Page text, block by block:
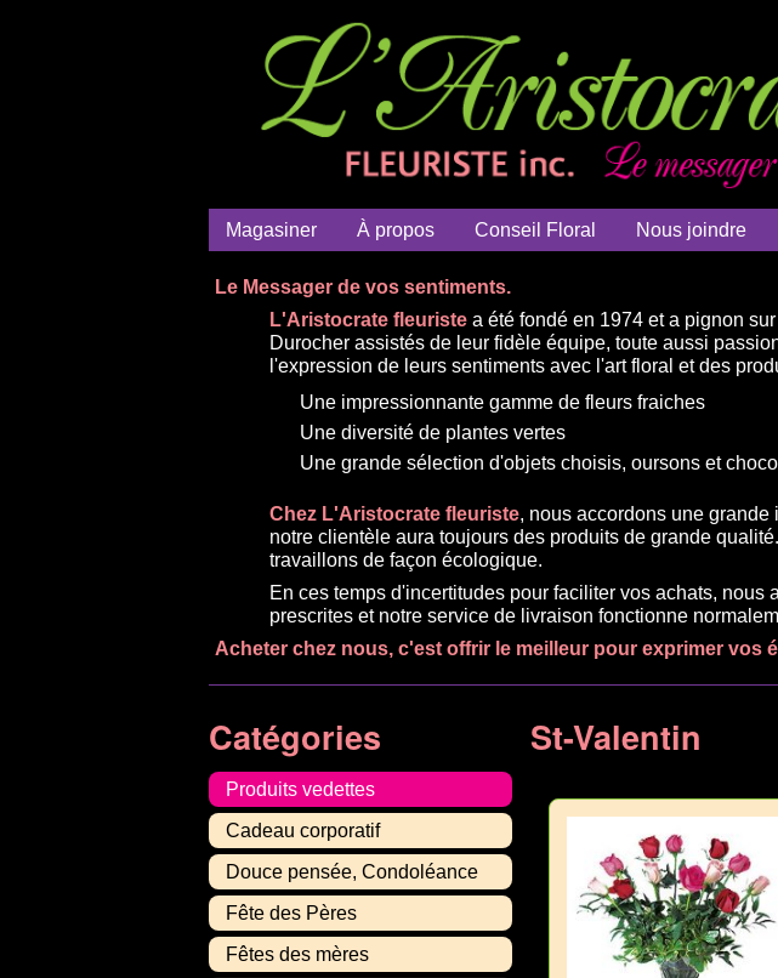
Magasiner À propos Conseil Floral Nous joindre
Le Messager de vos sentiments.
L'Aristocrate fleuriste a été fondé en 1974 et a pignon
Durocher assistés de leur fidèle équipe, toute aussi
l'expression de leurs sentiments avec l'art floral et des
Une impressionnante gamme de fleurs fraiches
Une diversité de plantes vertes
Une grande sélection d'objets choisis, oursons et
Chez L'Aristocrate fleuriste, nous accordons une
notre clientèle aura toujours des produits de grande
travaillons de façon écologique.
En ces temps d'incertitudes pour faciliter vos achats,
prescrites et notre service de livraison fonctionne
Acheter chez nous, c'est offrir le meilleur pour exprimer vos
Catégories
Produits vedettes
Cadeau corporatif
Douce pensée, Condoléance
Fête des Pères
Fêtes des mères
St-Valentin